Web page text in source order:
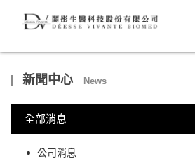
新聞中心 News
全部消息
公司消息